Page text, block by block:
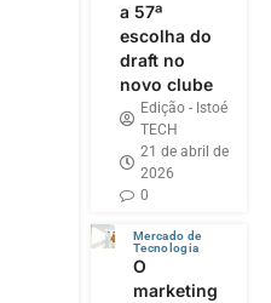
a 57ª
escolha do
draft no
novo clube
Edição - Istoé
TECH
21 de abril de
2026
0
Mercado de
Tecnologia
O
marketing